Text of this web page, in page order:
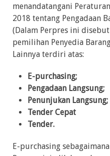
menandatangani
2018 tentang Pengadaan
(Dalam Perpres ini
pemilihan Penyedia
Lainnya terdiri atas:
E-purchasing;
Pengadaan Langsung;
Penunjukan Langsung;
Tender Cepat
Tender.
E-purchasing